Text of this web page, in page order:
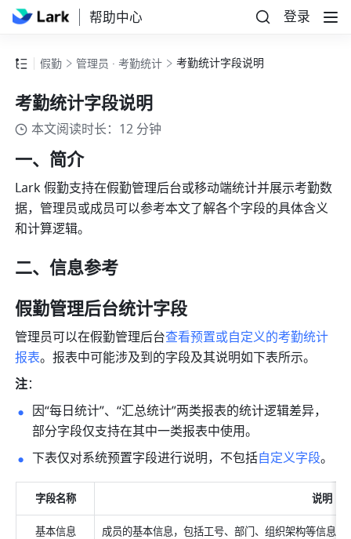
帮助中心 登录
假勤 管理员 · 考勤统计 考勤统计字段说明
考勤统计字段说明
本文阅读时长：12 分钟
一、简介
Lark 假勤支持在假勤管理后台或移动端统计并展示考勤数
据，管理员或成员可以参考本文了解各个字段的具体含义
和计算逻辑。
二、信息参考
假勤管理后台统计字段
管理员可以在假勤管理后台查看预置或自定义的考勤统计
报表。报表中可能涉及到的字段及其说明如下表所示。
注：
因“每日统计”、“汇总统计”两类报表的统计逻辑差异，
部分字段仅支持在其中一类报表中使用。
下表仅对系统预置字段进行说明，不包括自定义字段。
字段名称 说明
基本信息
成员的基本信息，包括工号、部门、组织架构等信息